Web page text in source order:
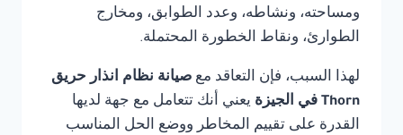
ومساحته، ونشاطه، وعدد الطوابق، ومخارج
الطوارئ، ونقاط الخطورة المحتملة.
لهذا السبب، فإن التعاقد مع صيانة نظام انذار حريق
Thorn في الجيزة
يعني أنك تتعامل مع جهة لديها
القدرة على تقييم المخاطر ووضع الحل المناسب